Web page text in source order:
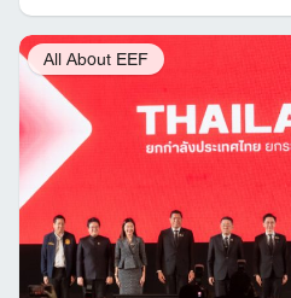
All About EEF